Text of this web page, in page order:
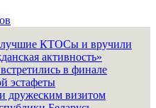
КТОСы и вручили
активность»
в финале
эстафеты
дружеским визитом